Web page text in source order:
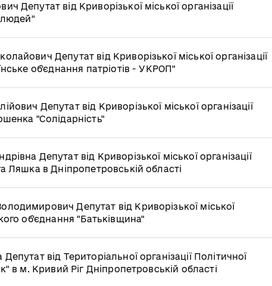
Депутат від Криворізької міської організації
людей"
Депутат від Криворізької міської організації
об'єднання патріотів - УКРОП"
Депутат від Криворізької міської організації
"Солідарність"
Депутат від Криворізької міської організації
Ляшка в Дніпропетровській області
Депутат від Криворізької міської
об'єднання "Батьківщина"
Депутат від Територіальної організації Політичної
в м. Кривий Ріг Дніпропетровській області